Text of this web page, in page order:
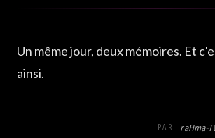
Un même jour, deux mémoires. Et
ainsi.
PAR raHma-